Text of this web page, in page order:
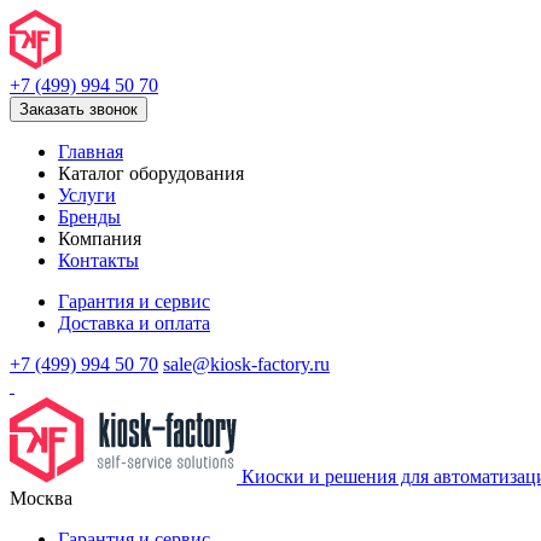
+7 (499) 994 50 70
Заказать звонок
Главная
Каталог оборудования
Услуги
Бренды
Компания
Контакты
Гарантия и сервис
Доставка и оплата
+7 (499) 994 50 70 sale@kiosk-factory.ru
Киоски и решения для
Москва